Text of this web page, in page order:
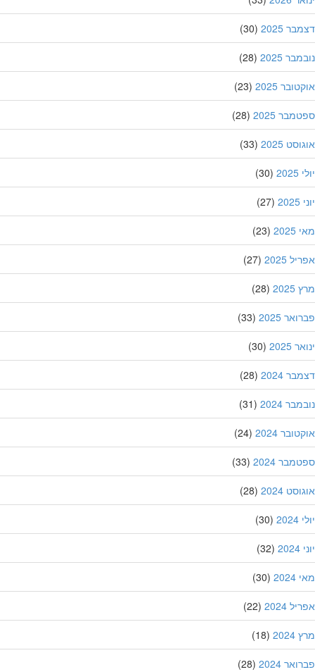
2025
(30)
2025
(28)
2025
(23)
2025
(28)
2025
(33)
(30)
(27)
(23)
2025
(27)
(28)
2025
(33)
2025
(30)
2024
(28)
2024
(31)
2024
(24)
2024
(33)
2024
(28)
(30)
(32)
(30)
2024
(22)
(18)
2024
(28)